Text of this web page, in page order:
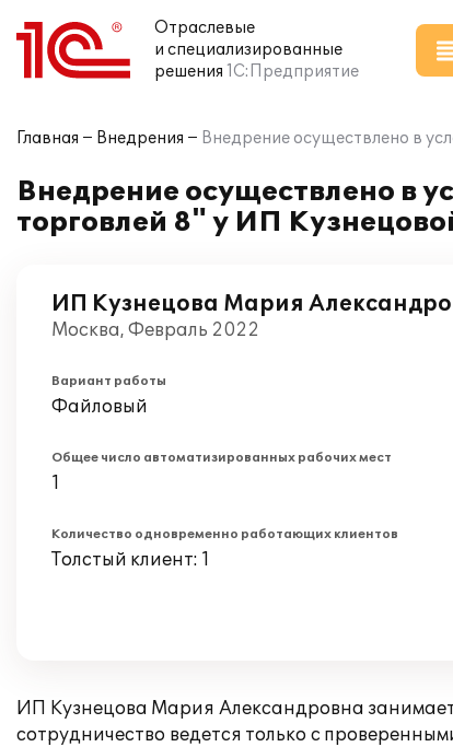
Отраслевые
и специализированные
решения 1С:Предприятие
Главная Внедрения Внедрение осуществлено в
Внедрение осуществлено в
торговлей 8" у ИП
ИП Кузнецова Мария
Москва, Февраль 2022
Вариант работы
Файловый
Общее число автоматизированных рабочих мест
1
Количество одновременно работающих клиентов
Толстый клиент: 1
ИП Кузнецова Мария Александровна
сотрудничество ведется только с